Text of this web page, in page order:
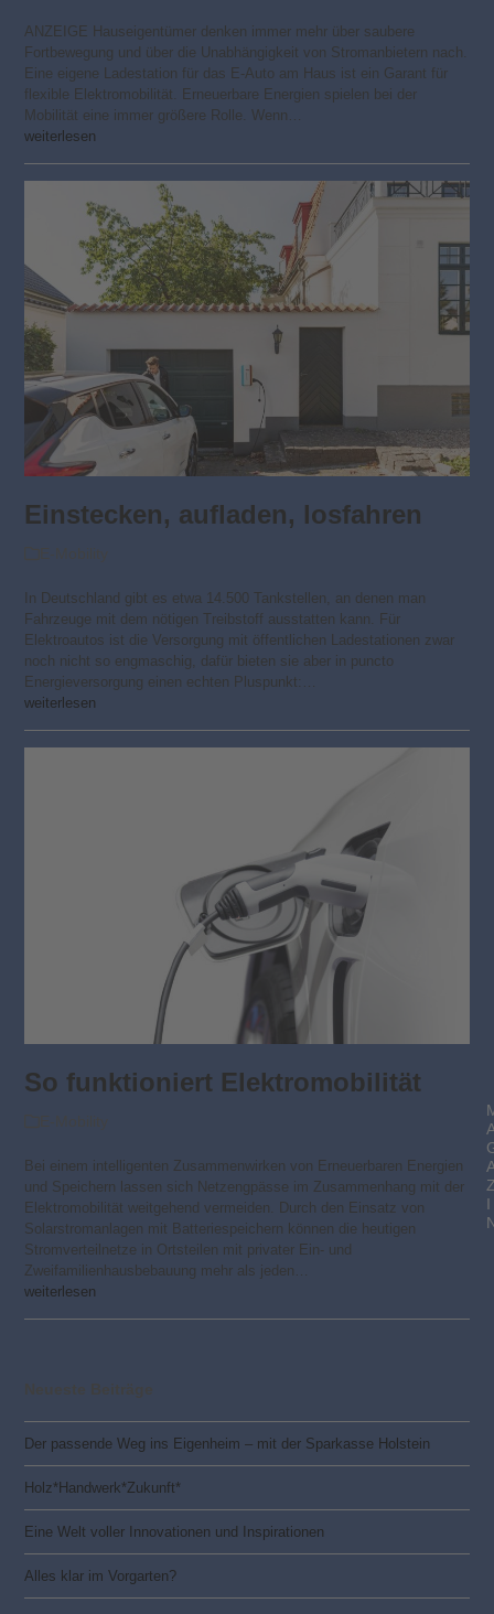
ANZEIGE Hauseigentümer denken immer mehr über saubere
Fortbewegung und über die Unabhängigkeit von Stromanbietern nach.
Eine eigene Ladestation für das E-Auto am Haus ist ein Garant für
flexible Elektromobilität. Erneuerbare Energien spielen bei der
Mobilität eine immer größere Rolle. Wenn…
weiterlesen
Einstecken, aufladen, losfahren
In Deutschland gibt es etwa 14.500 Tankstellen, an denen man
Fahrzeuge mit dem nötigen Treibstoff ausstatten kann. Für
Elektroautos ist die Versorgung mit öffentlichen Ladestationen zwar
noch nicht so engmaschig, dafür bieten sie aber in puncto
Energieversorgung einen echten Pluspunkt:…
weiterlesen
So funktioniert Elektromobilität
Bei einem intelligenten Zusammenwirken von Erneuerbaren Energien
und Speichern lassen sich Netzengpässe im Zusammenhang mit der
Elektromobilität weitgehend vermeiden. Durch den Einsatz von
Solarstromanlagen mit Batteriespeichern können die heutigen
Stromverteilnetze in Ortsteilen mit privater Ein- und
Zweifamilienhausbebauung mehr als jeden…
weiterlesen
Der passende Weg ins Eigenheim – mit der Sparkasse Holstein
Holz*Handwerk*Zukunft*
Eine Welt voller Innovationen und Inspirationen
Alles klar im Vorgarten?
I